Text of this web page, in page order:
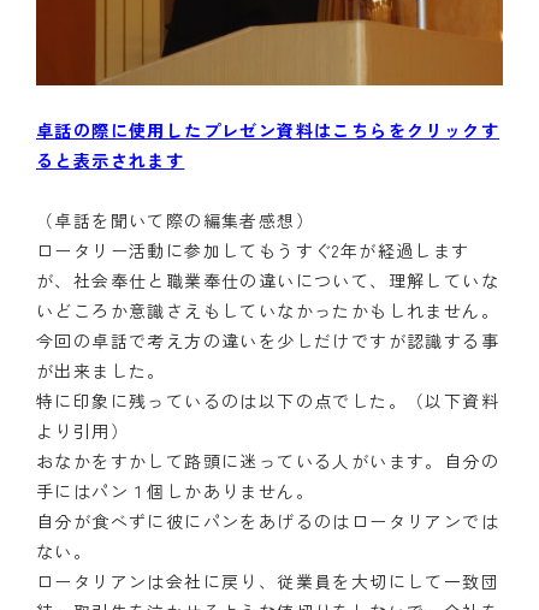
卓話の際に使用したプレゼン資料はこちらをクリックす
ると表示されます
（卓話を聞いて際の編集者感想）
ロータリー活動に参加してもうすぐ2年が経過します
が、社会奉仕と職業奉仕の違いについて、理解していな
いどころか意識さえもしていなかったかもしれません。
今回の卓話で考え方の違いを少しだけですが認識する事
が出来ました。
特に印象に残っているのは以下の点でした。（以下資料
より引用）
おなかをすかして路頭に迷っている人がいます。自分の
手にはパン１個しかありません。
自分が食べずに彼にパンをあげるのはロータリアンでは
ない。
ロータリアンは会社に戻り、従業員を大切にして一致団